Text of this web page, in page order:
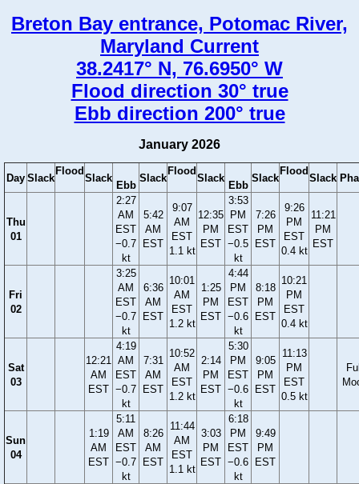
Breton Bay entrance, Potomac River,
Maryland Current
38.2417° N, 76.6950° W
Flood direction 30° true
Ebb direction 200° true
January 2026
Day Slack
Flood
Slack
Ebb
Slack
Flood
Slack
Ebb
Slack
Flood
Slack
Thu
01
2:27
AM
EST
−0.7
kt
5:42
AM
EST
9:07
AM
EST
1.1 kt
12:35
PM
EST
3:53
PM
EST
−0.5
kt
7:26
PM
EST
9:26
PM
EST
0.4 kt
11:21
PM
EST
Fri
02
3:25
AM
EST
−0.7
kt
6:36
AM
EST
10:01
AM
EST
1.2 kt
1:25
PM
EST
4:44
PM
EST
−0.6
kt
8:18
PM
EST
10:21
PM
EST
0.4 kt
Sat
03
12:21
AM
EST
4:19
AM
EST
−0.7
kt
7:31
AM
EST
10:52
AM
EST
1.2 kt
2:14
PM
EST
5:30
PM
EST
−0.6
kt
9:05
PM
EST
11:13
PM
EST
0.5 kt
Sun
04
1:19
AM
EST
5:11
AM
EST
−0.7
kt
8:26
AM
EST
11:44
AM
EST
1.1 kt
3:03
PM
EST
6:18
PM
EST
−0.6
kt
9:49
PM
EST